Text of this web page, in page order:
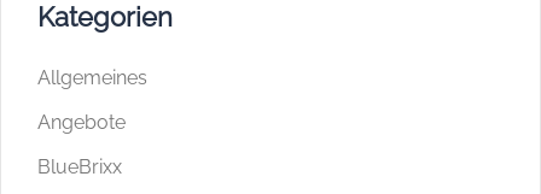
Kategorien
Allgemeines
Angebote
BlueBrixx